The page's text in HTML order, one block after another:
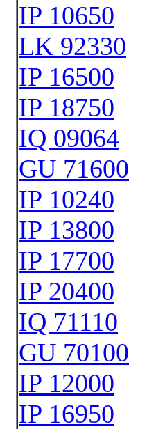
IP 10650
LK 92330
IP 16500
IP 18750
IQ 09064
GU 71600
IP 10240
IP 13800
IP 17700
IP 20400
IQ 71110
GU 70100
IP 12000
IP 16950